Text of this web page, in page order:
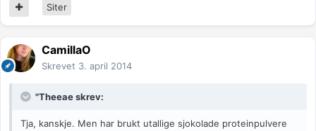
Siter
CamillaO
Skrevet 3. april 2014
"Theeae skrev:
Tja, kanskje. Men har brukt utallige sjokolade proteinpulvere